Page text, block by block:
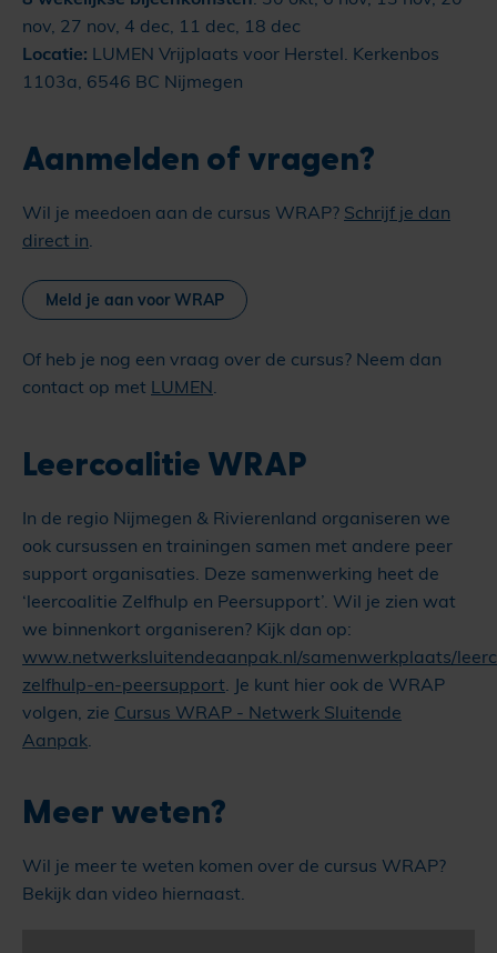
nov, 27 nov, 4 dec, 11 dec, 18 dec
Locatie: LUMEN Vrijplaats voor Herstel. Kerkenbos
1103a, 6546 BC Nijmegen
Aanmelden of vragen?
Wil je meedoen aan de cursus WRAP? Schrijf je dan
direct in.
Meld je aan voor WRAP
Of heb je nog een vraag over de cursus? Neem dan
contact op met LUMEN.
Leercoalitie WRAP
In de regio Nijmegen & Rivierenland organiseren we
ook cursussen en trainingen samen met andere peer
support organisaties. Deze samenwerking heet de
‘leercoalitie Zelfhulp en Peersupport’. Wil je zien wat
we binnenkort organiseren? Kijk dan op:
www.netwerksluitendeaanpak.nl/samenwerkplaats/
zelfhulp-en-peersupport. Je kunt hier ook de WRAP
volgen, zie Cursus WRAP - Netwerk Sluitende
Aanpak.
Meer weten?
Wil je meer te weten komen over de cursus WRAP?
Bekijk dan video hiernaast.